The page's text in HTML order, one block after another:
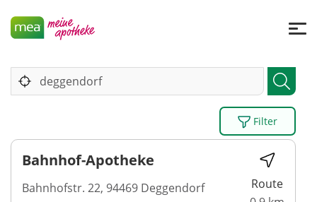
Filter
Bahnhof-Apotheke
Bahnhofstr. 22, 94469 Deggendorf
Route